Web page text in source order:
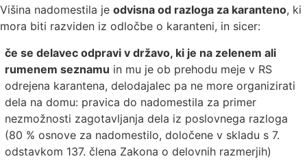
Višina nadomestila je odvisna od razloga za karanteno, ki
mora biti razviden iz odločbe o karanteni, in sicer:
če se delavec odpravi v državo, ki je na zelenem ali
rumenem seznamu in mu je ob prehodu meje v RS
odrejena karantena, delodajalec pa ne more organizirati
dela na domu: pravica do nadomestila za primer
nezmožnosti zagotavljanja dela iz poslovnega razloga
(80 % osnove za nadomestilo, določene v skladu s 7.
odstavkom 137. člena Zakona o delovnih razmerjih)